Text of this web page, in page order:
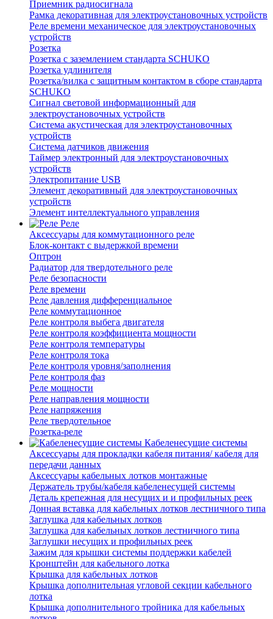
Приемник радиосигнала
Рамка декоративная для электроустановочных устройств
Реле времени механическое для электроустановочных
устройств
Розетка
Розетка с заземлением стандарта SCHUKO
Розетка удлинителя
Розетка/вилка с защитным контактом в сборе стандарта
SCHUKO
Сигнал световой информационный для
электроустановочных устройств
Система акустическая для электроустановочных
устройств
Система датчиков движения
Таймер электронный для электроустановочных
устройств
Электропитание USB
Элемент декоративный для электроустановочных
устройств
Элемент интеллектуального управления
Реле
Аксессуары для коммутационного реле
Блок-контакт с выдержкой времени
Оптрон
Радиатор для твердотельного реле
Реле безопасности
Реле времени
Реле давления дифференциальное
Реле коммутационное
Реле контроля выбега двигателя
Реле контроля коэффициента мощности
Реле контроля температуры
Реле контроля тока
Реле контроля уровня/заполнения
Реле контроля фаз
Реле мощности
Реле направления мощности
Реле напряжения
Реле твердотельное
Розетка-реле
Кабеленесущие системы
Аксессуары для прокладки кабеля питания/ кабеля для
передачи данных
Аксессуары кабельных лотков монтажные
Держатель трубы/кабеля кабеленесущей системы
Деталь крепежная для несущих и и профильных реек
Донная вставка для кабельных лотков лестничного типа
Заглушка для кабельных лотков
Заглушка для кабельных лотков лестничного типа
Заглушки несущих и профильных реек
Зажим для крышки системы поддержки кабелей
Кронштейн для кабельного лотка
Крышка для кабельных лотков
Крышка дополнительная угловой секции кабельного
лотка
Крышка дополнительного тройника для кабельных